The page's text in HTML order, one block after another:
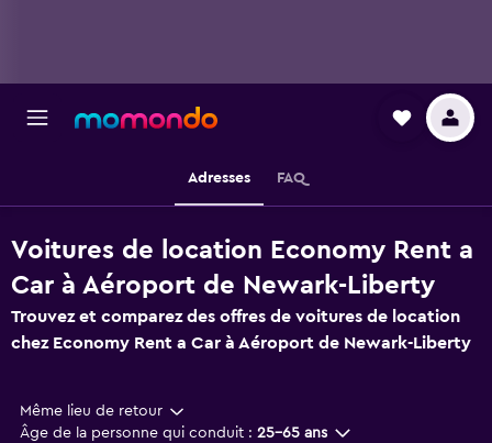
Adresses FAQ
Voitures de location Economy Rent a
Car à Aéroport de Newark-Liberty
Trouvez et comparez des offres de voitures de location
chez Economy Rent a Car à Aéroport de Newark-Liberty
Même lieu de retour
Âge de la personne qui conduit : 25-65 ans